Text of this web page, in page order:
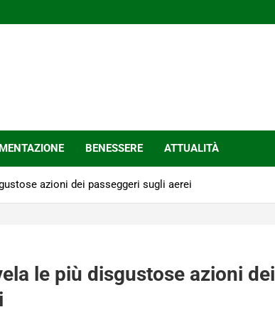
BENESSERE ATTUALITÀ
azioni dei passeggeri sugli aerei
le più disgustose azioni dei